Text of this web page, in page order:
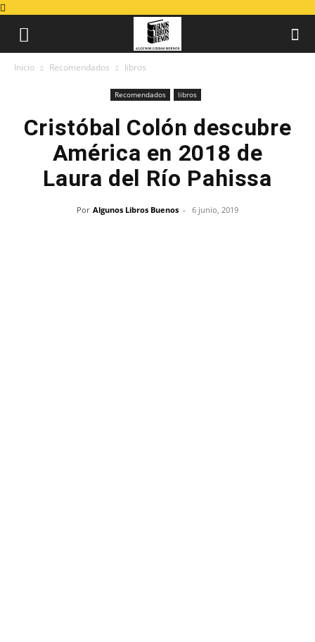
Inicio Recomendados libros
Recomendados libros
Cristóbal Colón descubre
América en 2018 de
Laura del Río Pahissa
Por Algunos Libros Buenos - 6 junio, 2019